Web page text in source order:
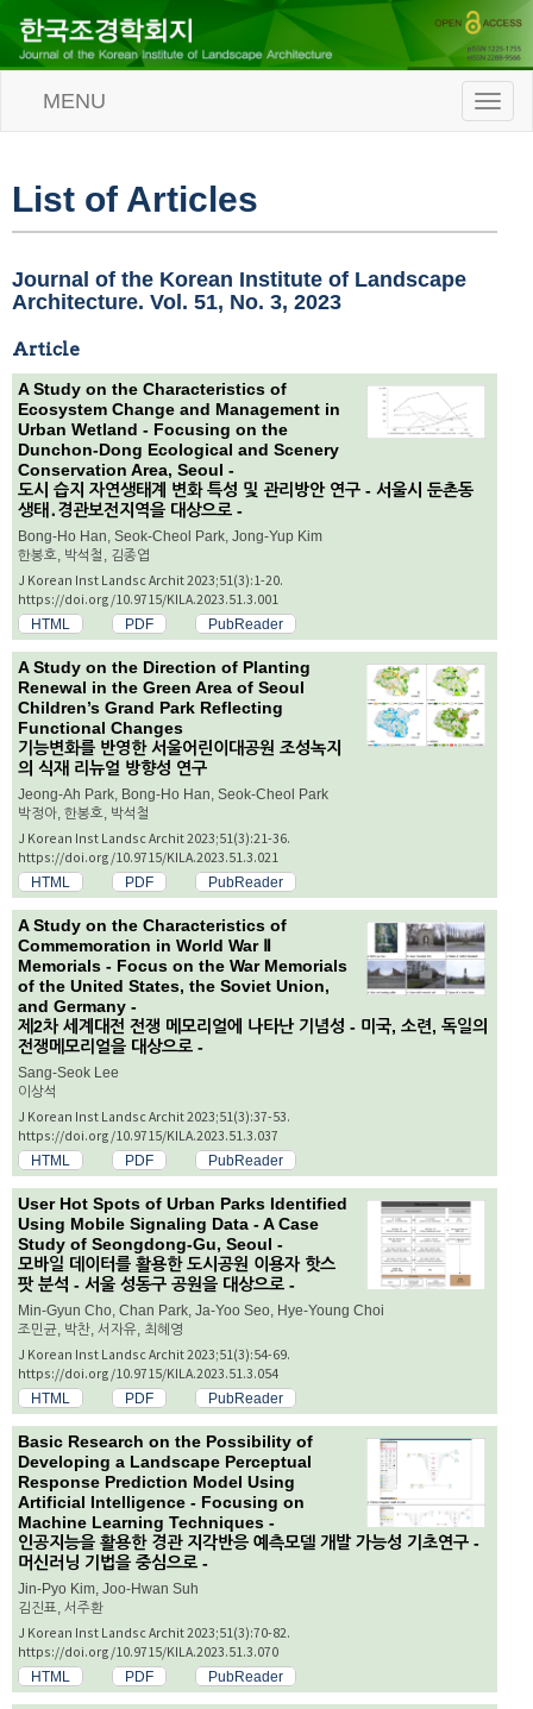
T
o
n
MENU
List of Articles
Journal of the Korean Institute of Landscape
Architecture. Vol. 51, No. 3, 2023
Article
A Study on the Characteristics of
Ecosystem Change and Management in
Urban Wetland - Focusing on the
Dunchon-Dong Ecological and Scenery
Conservation Area, Seoul -
도시 습지 자연생태계 변화 특성 및 관리방안 연구 - 서울시 둔촌동
생태․경관보전지역을 대상으로 -
Bong-Ho Han, Seok-Cheol Park, Jong-Yup Kim
한봉호, 박석철, 김종엽
J Korean Inst Landsc Archit 2023;51(3):1-20.
https://doi.org/10.9715/KILA.2023.51.3.001
HTML PDF PubReader
A Study on the Direction of Planting
Renewal in the Green Area of Seoul
Children’s Grand Park Reflecting
Functional Changes
기능변화를 반영한 서울어린이대공원 조성녹지
의 식재 리뉴얼 방향성 연구
Jeong-Ah Park, Bong-Ho Han, Seok-Cheol Park
박정아, 한봉호, 박석철
J Korean Inst Landsc Archit 2023;51(3):21-36.
https://doi.org/10.9715/KILA.2023.51.3.021
HTML PDF PubReader
A Study on the Characteristics of
Commemoration in World War Ⅱ
Memorials - Focus on the War Memorials
of the United States, the Soviet Union,
and Germany -
제2차 세계대전 전쟁 메모리얼에 나타난 기념성 - 미국, 소련, 독일의
전쟁메모리얼을 대상으로 -
Sang-Seok Lee
이상석
J Korean Inst Landsc Archit 2023;51(3):37-53.
https://doi.org/10.9715/KILA.2023.51.3.037
HTML PDF PubReader
User Hot Spots of Urban Parks Identified
Using Mobile Signaling Data - A Case
Study of Seongdong-Gu, Seoul -
모바일 데이터를 활용한 도시공원 이용자 핫스
팟 분석 - 서울 성동구 공원을 대상으로 -
Min-Gyun Cho, Chan Park, Ja-Yoo Seo, Hye-Young Choi
조민균, 박찬, 서자유, 최혜영
J Korean Inst Landsc Archit 2023;51(3):54-69.
https://doi.org/10.9715/KILA.2023.51.3.054
HTML PDF PubReader
Basic Research on the Possibility of
Developing a Landscape Perceptual
Response Prediction Model Using
Artificial Intelligence - Focusing on
Machine Learning Techniques -
인공지능을 활용한 경관 지각반응 예측모델 개발 가능성 기초연구 -
머신러닝 기법을 중심으로 -
Jin-Pyo Kim, Joo-Hwan Suh
김진표, 서주환
J Korean Inst Landsc Archit 2023;51(3):70-82.
https://doi.org/10.9715/KILA.2023.51.3.070
HTML PDF PubReader